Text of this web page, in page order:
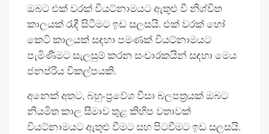
ඔබට එක් වරක් වියට්නාමයට ඇතුළු වී නිශ්චිත
කාලයක් රැඳී සිටීමට ඉඩ සලසයි. එක් වරක් හෝ
කෙටි කාලයක් සඳහා පමණක් වියට්නාමයට
පැමිණීමට සැලසුම් කරන සංචාරකයින් සඳහා මෙය
ජනප්රිය විකල්පයකි.
අනෙක් අතට, බහු-ප්‍රවේශ වීසා බලපත්‍රයක් ඔබට
නියමිත කාල සීමාව තුළ කිහිප වතාවක්
වියට්නාමයට ඇතුළු වීමට සහ පිටවීමට ඉඩ සලසයි.